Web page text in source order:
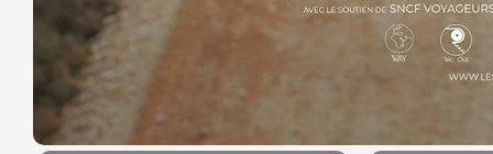
La Chaleur